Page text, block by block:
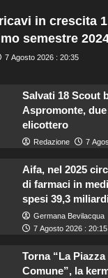
in crescita
semestre
7 Agosto 2026 : 20:35
Salvati 18 Scout
Aspromonte,
elicottero
Redazione 7
Aifa, nel 2025
di farmaci in
spesi 39,3 miliardi
Germana Bevilacqua
7 Agosto 2026 : 20:15
Torna “La Piazza
Comune”, la